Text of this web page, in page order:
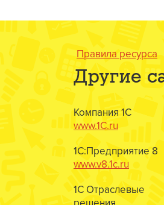
Правила ресурса
Другие
Компания 1С
www.1C.ru
1С:Предприятие 8
www.v8.1c.ru
1С Отраслевые